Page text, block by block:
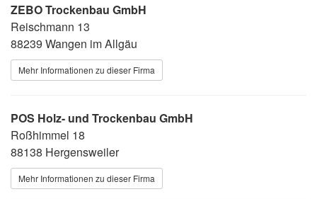
ZEBO Trockenbau GmbH
Reischmann 13
88239 Wangen im Allgäu
Mehr Informationen zu dieser Firma
POS Holz- und Trockenbau GmbH
Roßhimmel 18
88138 Hergensweiler
Mehr Informationen zu dieser Firma